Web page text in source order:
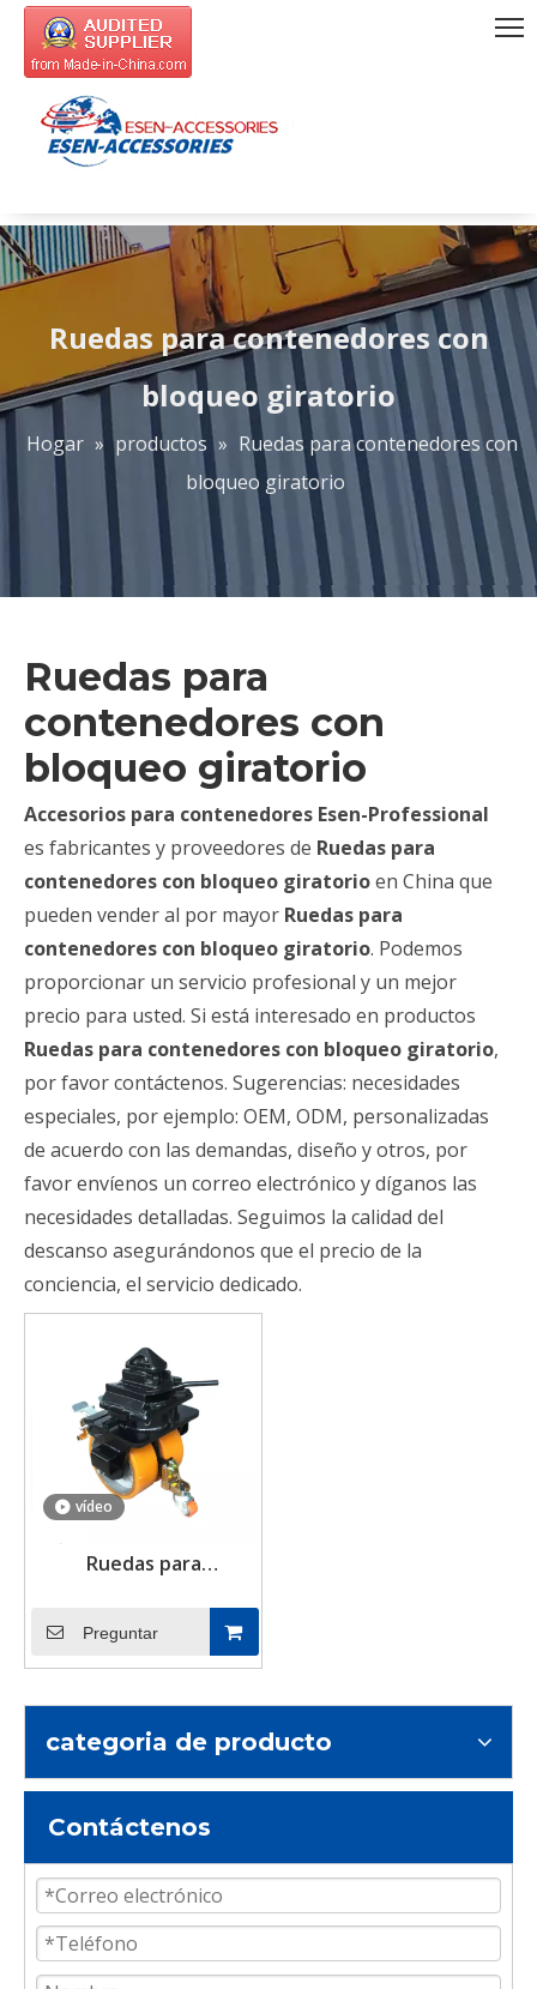
Ruedas para contenedores con
bloqueo giratorio
Hogar » productos » Ruedas para contenedores con
bloqueo giratorio
Ruedas para
contenedores con
bloqueo giratorio
Accesorios para contenedores Esen-Professional
es fabricantes y proveedores de Ruedas para
contenedores con bloqueo giratorioen China que
pueden vender al por mayor Ruedas para
contenedores con bloqueo giratorio. Podemos
proporcionar un servicio profesional y un mejor
precio para usted. Si está interesado en productos
Ruedas para contenedores con bloqueo giratorio,
por favor contáctenos. Sugerencias: necesidades
especiales, por ejemplo: OEM, ODM, personalizadas
de acuerdo con las demandas, diseño y otros, por
favor envíenos un correo electrónico y díganos las
necesidades detalladas. Seguimos la calidad del
descanso asegurándonos que el precio de la
conciencia, el servicio dedicado.
vídeo
Ruedas para
ISO Ruedas resistentes
para transporte de 3
toneladas
Preguntar
categoria de producto
Contáctenos